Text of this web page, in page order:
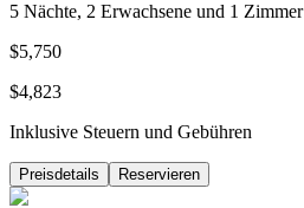
5 Nächte, 2 Erwachsene und 1 Zimmer
$5,750
$4,823
Inklusive Steuern und Gebühren
Preisdetails Reservieren